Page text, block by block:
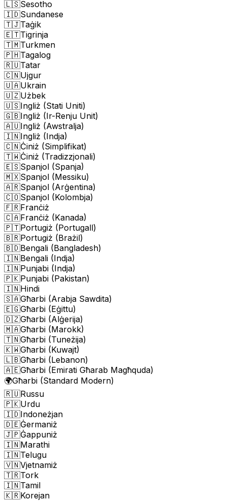
🇱🇸Sesotho
🇮🇩Sundanese
🇹🇯Taġik
🇪🇹Tigrinja
🇹🇲Turkmen
🇵🇭Tagalog
🇷🇺Tatar
🇨🇳Ujgur
🇺🇦Ukrain
🇺🇿Użbek
🇺🇸Ingliż (Stati Uniti)
🇬🇧Ingliż (Ir-Renju Unit)
🇦🇺Ingliż (Awstralja)
🇮🇳Ingliż (Indja)
🇨🇳Ċiniż (Simplifikat)
🇹🇼Ċiniż (Tradizzjonali)
🇪🇸Spanjol (Spanja)
🇲🇽Spanjol (Messiku)
🇦🇷Spanjol (Arġentina)
🇨🇴Spanjol (Kolombja)
🇫🇷Franċiż
🇨🇦Franċiż (Kanada)
🇵🇹Portugiż (Portugall)
🇧🇷Portugiż (Brażil)
🇧🇩Bengali (Bangladesh)
🇮🇳Bengali (Indja)
🇮🇳Punjabi (Indja)
🇵🇰Punjabi (Pakistan)
🇮🇳Hindi
🇸🇦Għarbi (Arabja Sawdita)
🇪🇬Għarbi (Eġittu)
🇩🇿Għarbi (Alġerija)
🇲🇦Għarbi (Marokk)
🇹🇳Għarbi (Tuneżija)
🇰🇼Għarbi (Kuwajt)
🇱🇧Għarbi (Lebanon)
🇦🇪Għarbi (Emirati Għarab Magħquda)
🌍Għarbi (Standard Modern)
🇷🇺Russu
🇵🇰Urdu
🇮🇩Indoneżjan
🇩🇪Ġermaniż
🇯🇵Ġappuniż
🇮🇳Marathi
🇮🇳Telugu
🇻🇳Vjetnamiż
🇹🇷Tork
🇮🇳Tamil
🇰🇷Korejan